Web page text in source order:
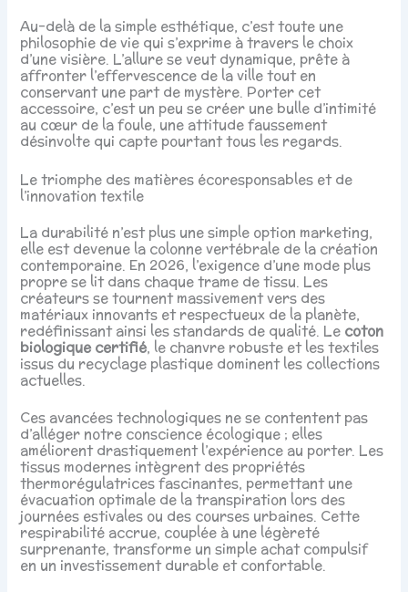
Au-delà de la simple esthétique, c’est toute une
philosophie de vie qui s’exprime à travers le choix
d’une visière. L’allure se veut dynamique, prête à
affronter l’effervescence de la ville tout en
conservant une part de mystère. Porter cet
accessoire, c’est un peu se créer une bulle d’intimité
au cœur de la foule, une attitude faussement
désinvolte qui capte pourtant tous les regards.
Le triomphe des matières écoresponsables et de
l’innovation textile
La durabilité n’est plus une simple option marketing,
elle est devenue la colonne vertébrale de la création
contemporaine. En 2026, l’exigence d’une mode plus
propre se lit dans chaque trame de tissu. Les
créateurs se tournent massivement vers des
matériaux innovants et respectueux de la planète,
redéfinissant ainsi les standards de qualité. Le coton
biologique certifié, le chanvre robuste et les textiles
issus du recyclage plastique dominent les collections
actuelles.
Ces avancées technologiques ne se contentent pas
d’alléger notre conscience écologique ; elles
améliorent drastiquement l’expérience au porter. Les
tissus modernes intègrent des propriétés
thermorégulatrices fascinantes, permettant une
évacuation optimale de la transpiration lors des
journées estivales ou des courses urbaines. Cette
respirabilité accrue, couplée à une légèreté
surprenante, transforme un simple achat compulsif
en un investissement durable et confortable.